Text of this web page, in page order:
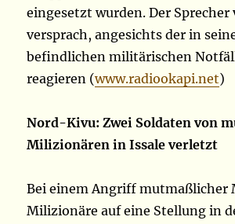
eingesetzt wurden. Der Sprecher
versprach, angesichts der in
befindlichen militärischen
reagieren (www.radiookapi.net)
Nord-Kivu: Zwei Soldaten von
Milizionären in Issale verletzt
Bei einem Angriff
Milizionäre auf eine Stellung in